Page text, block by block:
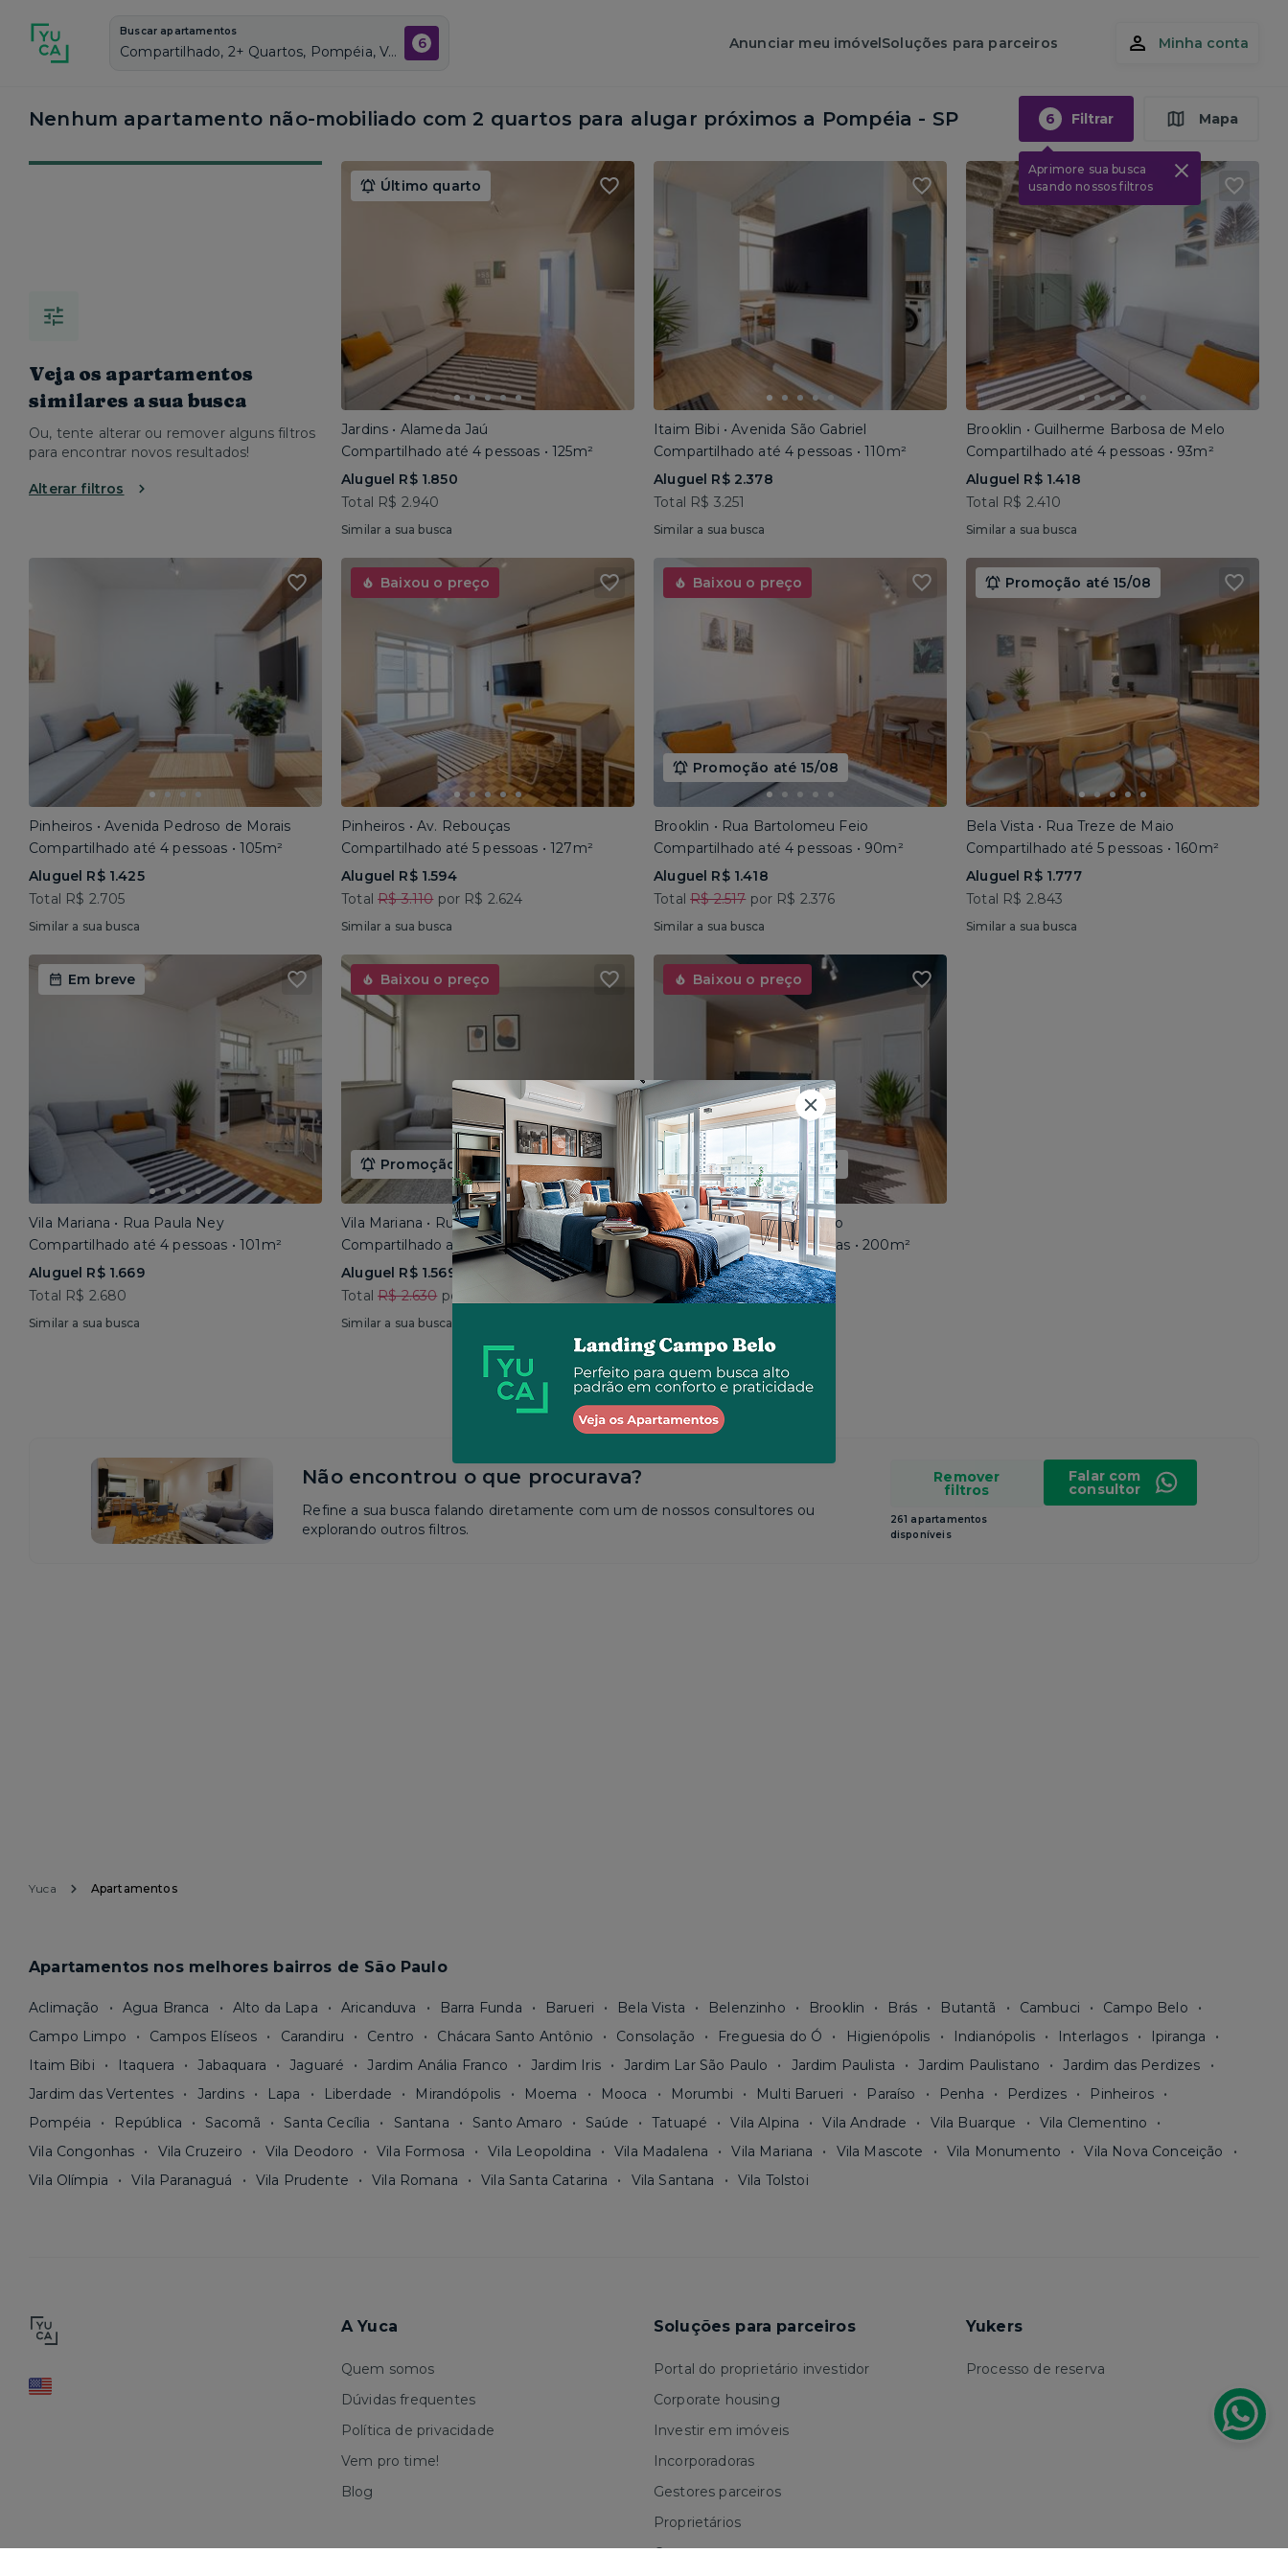
Buscar apartamentos
Compartilhado, 2+ Quartos, Pompéia, Vagas de garagem: Sim, Não mobiliado, Piscina 6 Anunciar meu imóvelSoluções para parceiros Minha conta
Nenhum apartamento não-mobiliado com 2 quartos para alugar próximos a Pompéia - SP 6 Filtrar
Aprimore sua busca
usando nossos filtros
Mapa
Veja os apartamentos
similares a sua busca
Ou, tente alterar ou remover alguns filtros
para encontrar novos resultados!
Alterar filtros
Último quarto
Jardins • Alameda Jaú
Compartilhado até 4 pessoas • 125m²
Aluguel R$ 1.850
Total R$ 2.940
Similar a sua busca
Itaim Bibi • Avenida São Gabriel
Compartilhado até 4 pessoas • 110m²
Aluguel R$ 2.378
Total R$ 3.251
Similar a sua busca
Brooklin • Guilherme Barbosa de Melo
Compartilhado até 4 pessoas • 93m²
Aluguel R$ 1.418
Total R$ 2.410
Similar a sua busca
Pinheiros • Avenida Pedroso de Morais
Compartilhado até 4 pessoas • 105m²
Aluguel R$ 1.425
Total R$ 2.705
Similar a sua busca
Baixou o preço
Pinheiros • Av. Rebouças
Compartilhado até 5 pessoas • 127m²
Aluguel R$ 1.594
TotalR$ 3.110por R$ 2.624
Similar a sua busca
Baixou o preço
Promoção até 15/08
Brooklin • Rua Bartolomeu Feio
Compartilhado até 4 pessoas • 90m²
Aluguel R$ 1.418
TotalR$ 2.517por R$ 2.376
Similar a sua busca
Promoção até 15/08
Bela Vista • Rua Treze de Maio
Compartilhado até 5 pessoas • 160m²
Aluguel R$ 1.777
Total R$ 2.843
Similar a sua busca
Em breve
Vila Mariana • Rua Paula Ney
Compartilhado até 4 pessoas • 101m²
Aluguel R$ 1.669
Total R$ 2.680
Similar a sua busca
Baixou o preço
Promoção até 15/08
Vila Mariana • Rua José do Patrocínio
Compartilhado até 4 pessoas • 110m²
Aluguel R$ 1.569
TotalR$ 2.630por R$ 2.625
Similar a sua busca
Baixou o preço
Promoção até 15/08
Consolação • Av Consolação
Compartilhado até 5 pessoas • 200m²
Aluguel R$ 1.562
TotalR$ 2.650por R$ 2.573
Não encontrou o que procurava?
Refine a sua busca falando diretamente com um de nossos consultores ou
explorando outros filtros.
Remover
filtros
261 apartamentos
disponíveis
Falar com
consultor
Yuca Apartamentos
Apartamentos nos melhores bairros de São Paulo
Aclimação Agua Branca Alto da Lapa Aricanduva Barra Funda Barueri Bela Vista Belenzinho Brooklin Brás Butantã Cambuci
Campo Belo
Campo Limpo
Campos Elíseos Carandiru Centro Chácara Santo Antônio Consolação Freguesia do Ó Higienópolis Indianópolis Interlagos
Ipiranga
Itaim Bibi
Itaquera Jabaquara Jaguaré Jardim Anália Franco Jardim Iris Jardim Lar São Paulo Jardim Paulista Jardim Paulistano
Jardim das Perdizes
Jardim das Vertentes
Jardins Lapa Liberdade Mirandópolis Moema Mooca Morumbi Multi Barueri Paraíso Penha Perdizes
Pinheiros
Pompéia
República Sacomã Santa Cecília Santana Santo Amaro Saúde Tatuapé Vila Alpina Vila Andrade Vila Buarque
Vila Clementino
Vila Congonhas
Vila Cruzeiro Vila Deodoro Vila Formosa Vila Leopoldina Vila Madalena Vila Mariana Vila Mascote Vila Monumento
Vila Nova Conceição
Vila Olímpia
Vila Paranaguá Vila Prudente Vila Romana Vila Santa Catarina Vila Santana Vila Tolstoi
A Yuca
Quem somos
Dúvidas frequentes
Política de privacidade
Vem pro time!
Blog
Soluções para parceiros
Portal do proprietário investidor
Corporate housing
Investir em imóveis
Incorporadoras
Gestores parceiros
Proprietários
Corretores
Yukers
Processo de reserva